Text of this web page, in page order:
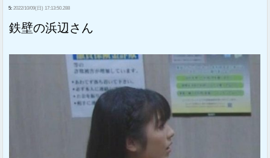
5: 2022/10/09(日) 17:13:50.288
鉄壁の浜辺さん